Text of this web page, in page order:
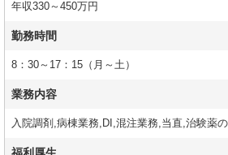
年収330～450万円
勤務時間
8：30～17：15（月～土）
業務内容
入院調剤,病棟業務,DI,混注業務,当直,治験薬